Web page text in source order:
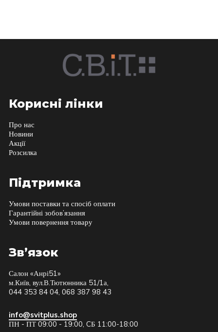
Корисні лінки
Про нас
Новини
Акції
Розсилка
Підтримка
Умови поставки та спосіб оплати
Гарантійні зобов’язання
Умови повернення товару
Зв’язок
Салон «Анрі51»
м.Київ, вул.В.Тютюнника 51/1а,
044 353 84 04, 068 387 98 43
info@svitplus.shop
ПН - ПТ 09:00 - 19:00, CБ 11:00-18:00